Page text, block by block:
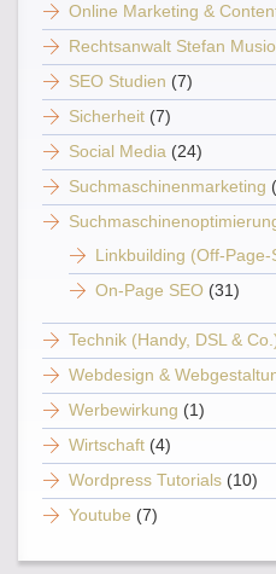
Online Marketing &
Rechtsanwalt Stefan
SEO Studien (7)
Sicherheit (7)
Social Media (24)
Suchmaschinenmarketing
Linkbuilding (Off-Page-
On-Page SEO (31)
Technik (Handy, DSL &
Webdesign &
Werbewirkung (1)
Wirtschaft (4)
Wordpress Tutorials (10)
Youtube (7)